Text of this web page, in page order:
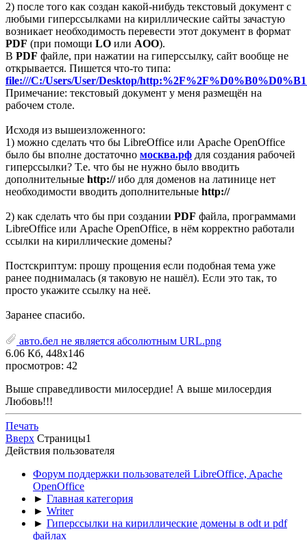
2) после того как создан какой-нибудь текстовый документ с
любыми гиперссылками на кириллические сайты зачастую
возникает необходимость перевести этот документ в формат
PDF (при помощи LO или AOO).
В PDF файле, при нажатии на гиперссылку, сайт вообще не
открывается. Пишется что-то типа:
file:///C:/Users/User/Desktop/
Примечание: текстовый документ у меня размещён на
рабочем столе.
Исходя из вышеизложенного:
1) можно сделать что бы LibreOffice или Apache OpenOffice
было бы вполне достаточно москва.рф для создания рабочей
гиперссылки? Т.е. что бы не нужно было вводить
дополнительные http://ибо для доменов на латинице нет
необходимости вводить дополнительные http://
2) как сделать что бы при создании PDF файла, программами
LibreOffice или Apache OpenOffice, в нём корректно работали
ссылки на кириллические домены?
Постскриптум: прошу прощения если подобная тема уже
ранее поднималась (я таковую не нашёл). Если это так, то
просто укажите ссылку на неё.
Заранее спасибо.
авто.бел не является абсолютным URL.png
6.06 Кб, 448x146
просмотров: 42
Выше справедливости милосердие! А выше милосердия
Любовь!!!
Печать
Вверх Страницы1
Действия пользователя
Форум поддержки пользователей LibreOffice, Apache
OpenOffice
► Главная категория
► Writer
► Гиперссылки на кириллические домены в odt и pdf
файлах